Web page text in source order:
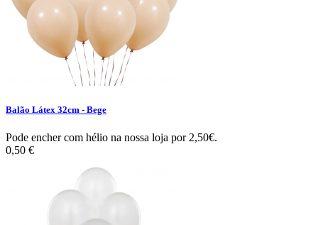
Balão Látex 32cm - Bege
Pode encher com hélio na nossa loja por 2,50€.
0,50 €